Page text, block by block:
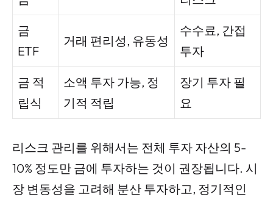
금
ETF
거래 편리성, 유동성
수수료, 간접
투자
금 적
립식
소액 투자 가능, 정
기적 적립
장기 투자 필
요
리스크 관리를 위해서는 전체 투자 자산의 5-
10% 정도만 금에 투자하는 것이 권장됩니다. 시
장 변동성을 고려해 분산 투자하고, 정기적인